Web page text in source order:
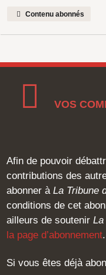
Contenu abonnés
VOS
Afin de pouvoir
contributions des
abonner àLa Tribune
conditions de cet
ailleurs de soutenirLa
la page d’abonnement.
Si vous êtes déjà